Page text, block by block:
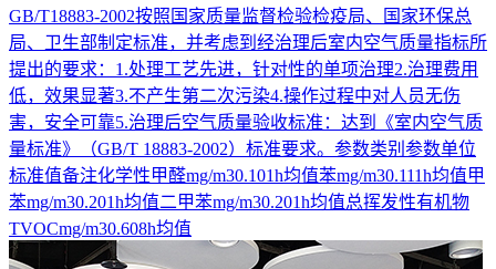
GB/T18883-2002按照国家质量监督检验检疫局、国家环保总
局、卫生部制定标准，并考虑到经治理后室内空气质量指标所
提出的要求：1.处理工艺先进，针对性的单项治理2.治理费用
低，效果显著3.不产生第二次污染4.操作过程中对人员无伤
害，安全可靠5.治理后空气质量验收标准：达到《室内空气质
量标准》（GB/T 18883-2002）标准要求。参数类别参数单位
标准值备注化学性甲醛mg/m30.101h均值苯mg/m30.111h均值甲
苯mg/m30.201h均值二甲苯mg/m30.201h均值总挥发性有机物
TVOCmg/m30.608h均值